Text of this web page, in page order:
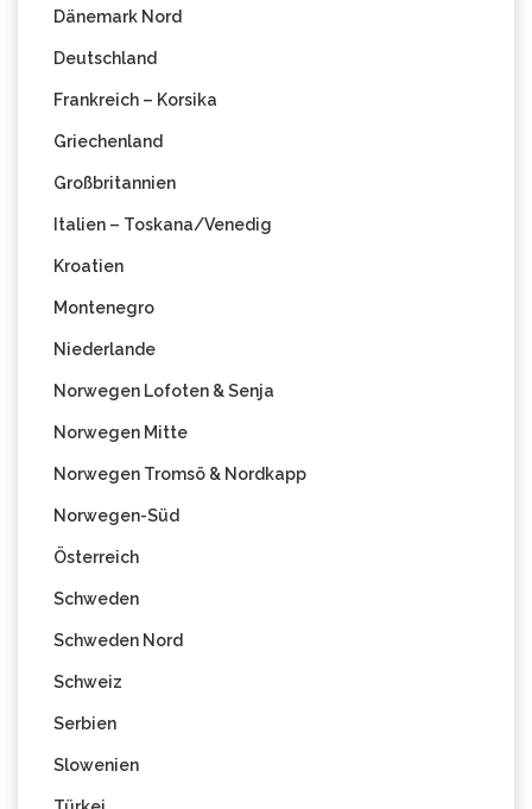
Dänemark Nord
Deutschland
Frankreich – Korsika
Griechenland
Großbritannien
Italien – Toskana/Venedig
Kroatien
Montenegro
Niederlande
Norwegen Lofoten & Senja
Norwegen Mitte
Norwegen Tromsö & Nordkapp
Norwegen-Süd
Österreich
Schweden
Schweden Nord
Schweiz
Serbien
Slowenien